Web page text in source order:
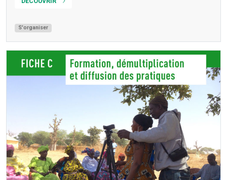
S'organiser